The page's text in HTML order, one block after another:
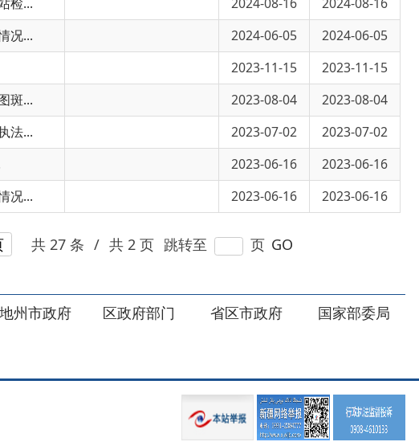
2023-08-04
2023-08-04
2023-07-02
2023-06-16
2023-06-16
/ 共 2 页
国家部委局
区政府部门